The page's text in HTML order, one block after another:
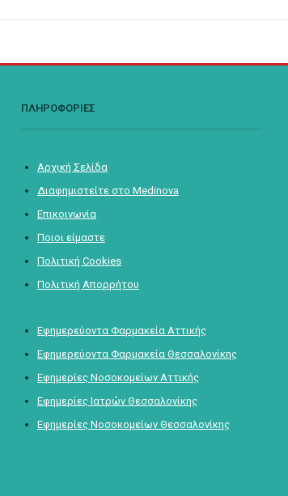
ΠΛΗΡΟΦΟΡΙΕΣ
Αρχική Σελίδα
Διαφημιστείτε στο Medinova
Επικοινωνία
Ποιοι είμαστε
Πολιτική Cookies
Πολιτική Απορρήτου
Εφημερεύοντα Φαρμακεία Αττικής
Εφημερεύοντα Φαρμακεία Θεσσαλονίκης
Εφημερίες Νοσοκομείων Αττικής
Εφημερίες Ιατρών Θεσσαλονίκης
Εφημερίες Νοσοκομείων Θεσσαλονίκης